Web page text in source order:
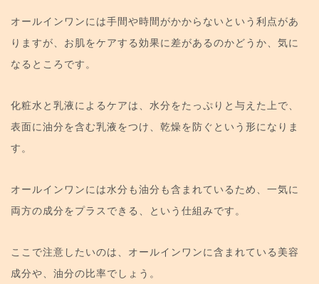
オールインワンには手間や時間がかからないという利点があ
りますが、お肌をケアする効果に差があるのかどうか、気に
なるところです。
化粧水と乳液によるケアは、水分をたっぷりと与えた上で、
表面に油分を含む乳液をつけ、乾燥を防ぐという形になりま
す。
オールインワンには水分も油分も含まれているため、一気に
両方の成分をプラスできる、という仕組みです。
ここで注意したいのは、オールインワンに含まれている美容
成分や、油分の比率でしょう。